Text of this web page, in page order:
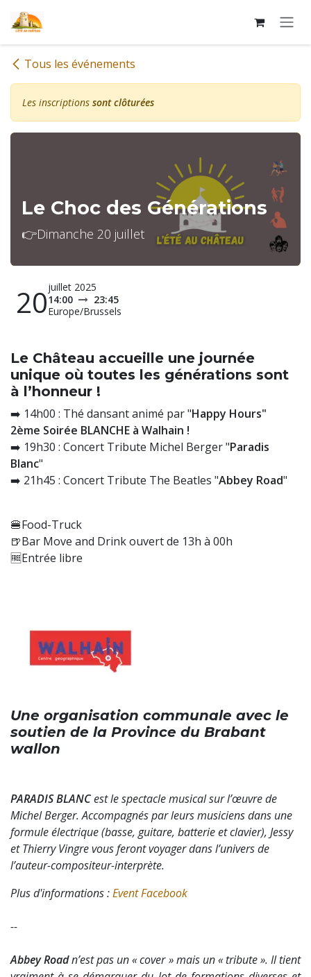
Tous les événements
Les inscriptions sont clôturées
Le Choc des Générations
👉Dimanche 20 juillet
20juillet 2025
14:00
23:45
Europe/Brussels
Le Château accueille une journée
unique où toutes les générations sont
à l’honneur !
➡️ 14h00 : Thé dansant animé par "Happy Hours"
2ème Soirée BLANCHE à Walhain !
➡️ 19h30 : Concert Tribute Michel Berger "Paradis
Blanc"
➡️ 21h45 : Concert Tribute The Beatles "Abbey Road"
🍔Food-Truck
🍺Bar Move and Drink ouvert de 13h à 00h
🆓Entrée libre
Une organisation communale avec le
soutien de la Province du Brabant
wallon
PARADIS BLANCest le spectacle musical sur l’œuvre de
Michel Berger. Accompagnés par leurs musiciens dans une
formule électrique (basse, guitare, batterie et clavier), Jessy
et Thierry Vingre vous feront voyager dans l’univers de
l’auteur-compositeur-interprète.
Plus d'informations :Event Facebook
--
Abbey Roadn’est pas un « cover » mais un « tribute ». Il tient